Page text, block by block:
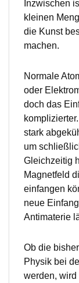
Inzwischen
kleinen
die Kunst
machen.
Normale
oder
doch das
stark
um
Gleichzeitig
Magnetfeld
einfangen
neue
Antimaterie
Ob die
Physik bei
werden,